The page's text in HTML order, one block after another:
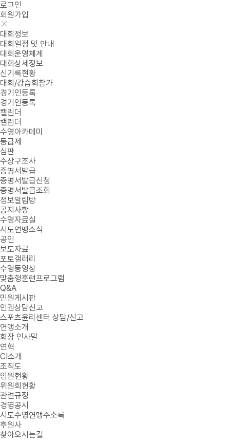
로그인
회원가입
대회정보
대회일정 및 안내
대회운영체계
대회상세정보
신기록현황
대회/강습회참가
경기인등록
경기인등록
캘린더
캘린더
수영아카데미
등급제
심판
수상구조사
증명서발급
증명서발급신청
증명서발급조회
정보알림방
공지사항
수영자료실
시도연맹소식
공인
보도자료
포토갤러리
수영동영상
맞춤형훈련프로그램
Q&A
민원게시판
인권상담신고
스포츠윤리센터 상담/신고
연맹소개
회장 인사말
연혁
CI소개
조직도
임원현황
위원회현황
관련규정
경영공시
시도수영연맹주소록
후원사
찾아오시는길